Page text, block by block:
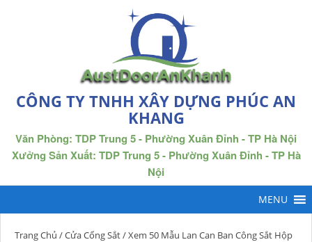
CÔNG TY TNHH XÂY DỰNG PHÚC AN
KHANG
Văn Phòng: TDP Trung 5 - Phường Xuân Đỉnh - TP Hà Nội
Xưởng Sản Xuất: TDP Trung 5 - Phường Xuân Đỉnh - TP Hà
Nội
Trang Chủ /Cửa Cổng Sắt/ Xem 50 Mẫu Lan Can Ban Công Sắt Hộp